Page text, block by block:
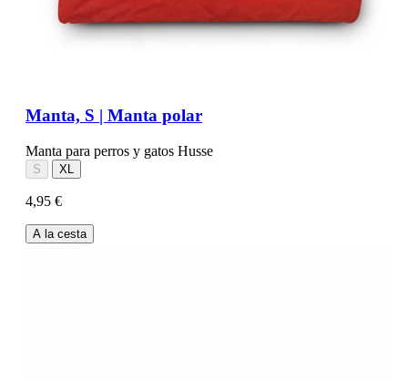
Manta, S | Manta polar
Manta para perros y gatos Husse
S XL
4,95 €
A la cesta